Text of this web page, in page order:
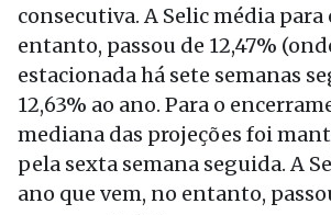
consecutiva. A Selic média para
entanto, passou de 12,47%
estacionada há sete semanas
12,63% ao ano. Para o
mediana das projeções foi
pela sexta semana seguida. A
ano que vem, no entanto,